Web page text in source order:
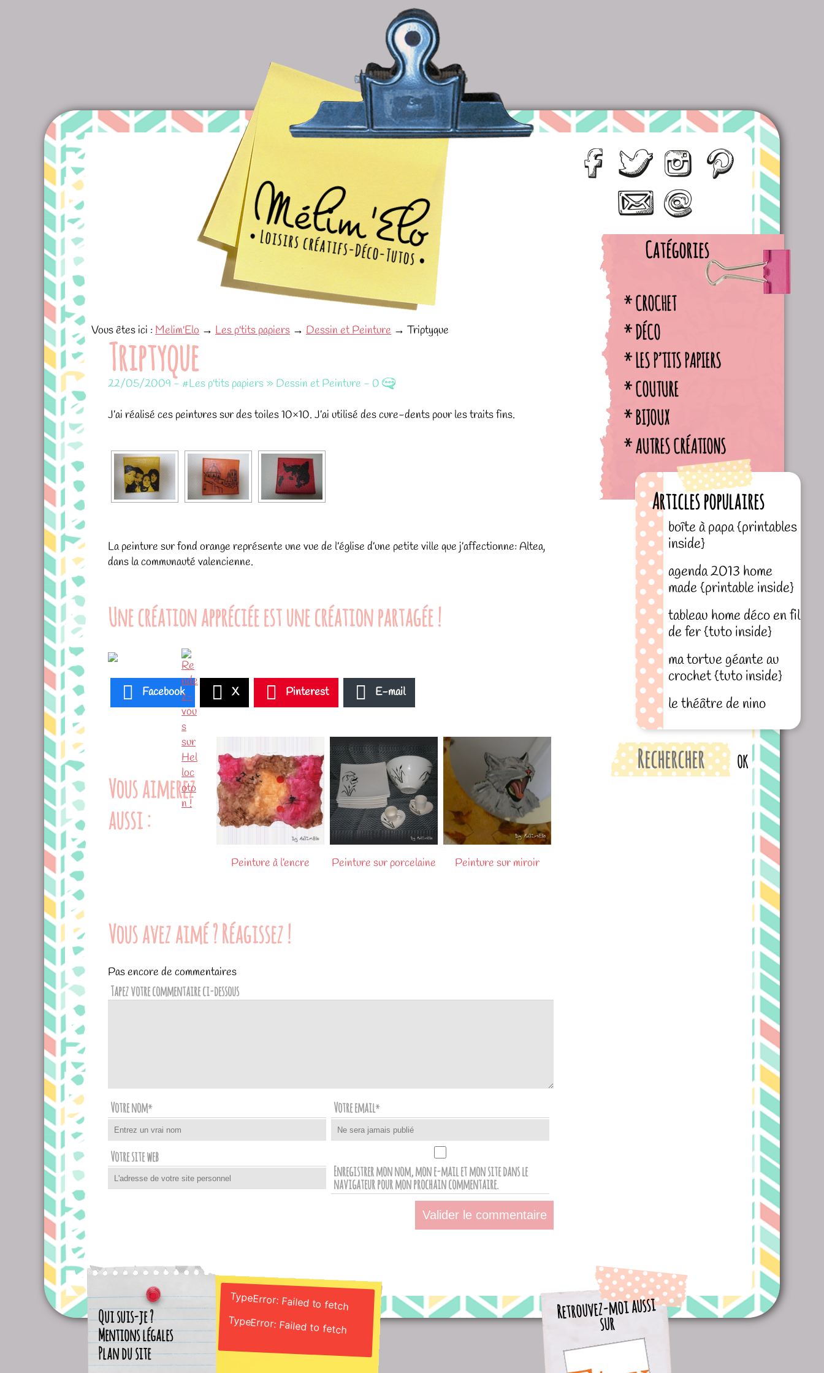
Vous êtes ici :Melim'Elo → Les p'tits papiers → Dessin et Peinture → Triptyque
Triptyque
22/05/2009 - #Les p'tits papiers » Dessin et Peinture - 0
J’ai réalisé ces peintures sur des toiles 10×10. J’ai utilisé des cure-dents pour les traits fins.
La peinture sur fond orange représente une vue de l’église d’une petite ville que j’affectionne: Altea,
dans la communauté valencienne.
Une création appréciée est une création partagée !
Facebook X Pinterest E-mail
Vous aimerez
aussi :
Peinture à l’encre Peinture sur porcelaine Peinture sur miroir
Vous avez aimé ? Réagissez !
Pas encore de commentaires
Tapez votre commentaire ci-dessous
Votre nom* Votre email*
Votre site web
Enregistrer mon nom, mon e-mail et mon site dans le
navigateur pour mon prochain commentaire.
Catégories
CROCHET
DÉCO
LES P’TITS PAPIERS
COUTURE
BIJOUX
AUTRES CRÉATIONS
Articles populaires
boîte à papa {printables
inside}
agenda 2013 home
made {printable inside}
tableau home déco en fil
de fer {tuto inside}
ma tortue géante au
crochet {tuto inside}
le théâtre de nino
Qui suis-je ?
Mentions légales
Plan du site
TypeError: Failed to fetch
TypeError: Failed to fetch
Retrouvez-moi aussi
sur